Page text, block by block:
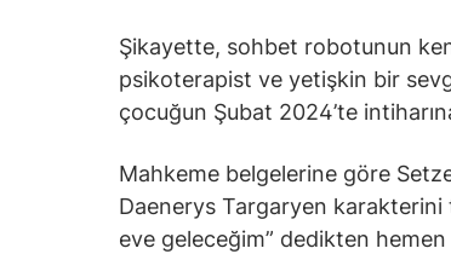
Şikayette, sohbet robotunun
psikoterapist ve yetişkin bir
çocuğun Şubat 2024’te
Mahkeme belgelerine göre
Daenerys Targaryen
eve geleceğim” dedikten